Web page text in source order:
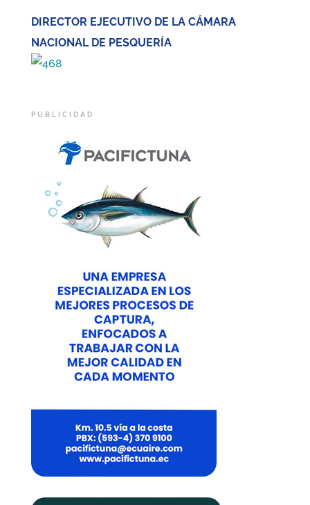
DIRECTOR EJECUTIVO DE LA CÁMARA
NACIONAL DE PESQUERÍA